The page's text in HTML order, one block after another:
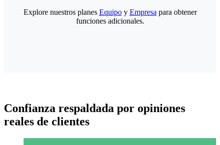
Explore nuestros planes Equipoy Empresa para obtener
funciones adicionales.
Confianza respaldada por opiniones
reales de clientes